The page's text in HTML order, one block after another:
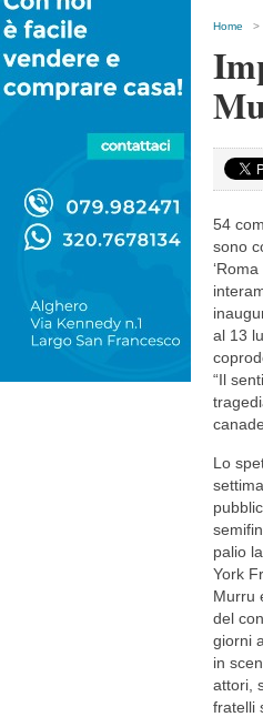
Home >
54
sono
al 13
“Il
Lo
palio
York
Murru
del
giorni
in
attori,
fratelli